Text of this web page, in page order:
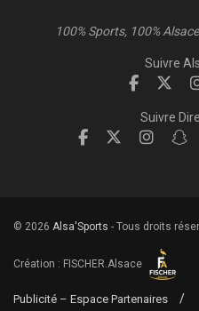
100% Sports, 100%
Suivre
Suivre
© 2026 Alsa'Sports - Tous droits
Création : FISCHER.Alsace
Publicité – Espace Partenaires